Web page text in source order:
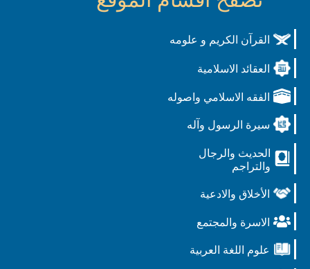
القرآن الكريم و علومه
العقائد الاسلامية
الفقه الاسلامي واصوله
سيرة الرسول وآله
الحديث والرجال
والتراجم
الأخلاق والادعية
الاسرة والمجتمع
علوم اللغة العربية